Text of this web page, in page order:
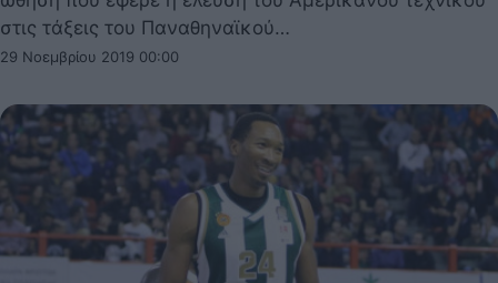
στις τάξεις του Παναθηναϊκού…
29 Νοεμβρίου 2019 00:00